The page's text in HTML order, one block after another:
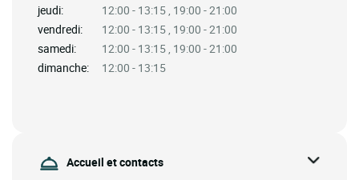
jeudi:
12:00 - 13:15 , 19:00 - 21:00
vendredi:
12:00 - 13:15 , 19:00 - 21:00
samedi:
12:00 - 13:15 , 19:00 - 21:00
dimanche:
12:00 - 13:15
Accueil et contacts